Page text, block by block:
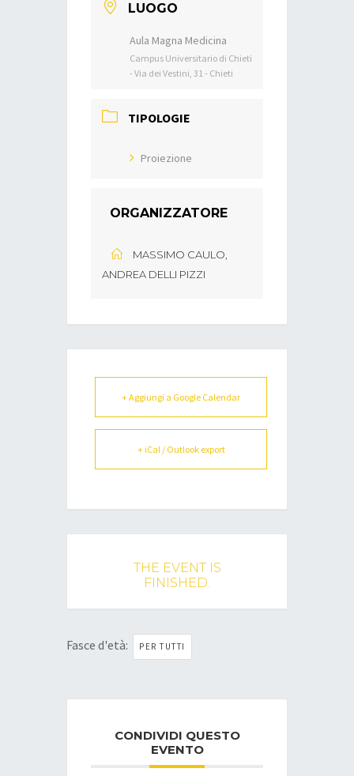
LUOGO
Aula Magna Medicina
Campus Universitario di Chieti
- Via dei Vestini, 31 - Chieti
TIPOLOGIE
Proiezione
ORGANIZZATORE
MASSIMO CAULO,
ANDREA DELLI PIZZI
+ Aggiungi a Google Calendar
+ iCal / Outlook export
THE EVENT IS
FINISHED.
Fasce d'età: PER TUTTI
CONDIVIDI QUESTO
EVENTO